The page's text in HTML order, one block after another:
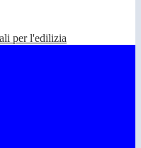
per l'edilizia